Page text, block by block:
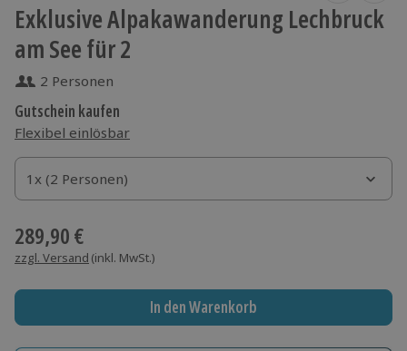
Exklusive Alpakawanderung Lechbruck
am See für 2
2 Personen
Gutschein kaufen
Flexibel einlösbar
1x (2 Personen)
1x (2 Personen)
1x (2 Personen)
289,90 €
zzgl. Versand (inkl. MwSt.)
In den Warenkorb